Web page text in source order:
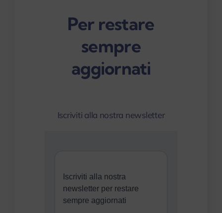
Per restare
sempre
aggiornati
Iscriviti alla nostra newsletter